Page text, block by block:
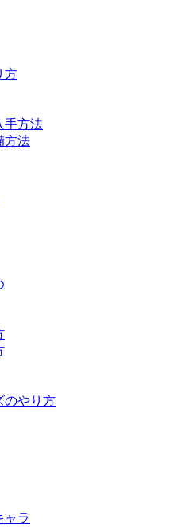
方
手方法
方法
のやり方
ャラ